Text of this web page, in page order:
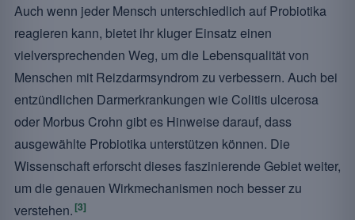
Auch wenn jeder Mensch unterschiedlich auf Probiotika
reagieren kann, bietet ihr kluger Einsatz einen
vielversprechenden Weg, um die Lebensqualität von
Menschen mit Reizdarmsyndrom zu verbessern. Auch bei
entzündlichen Darmerkrankungen wie Colitis ulcerosa
oder Morbus Crohn gibt es Hinweise darauf, dass
ausgewählte Probiotika unterstützen können. Die
Wissenschaft erforscht dieses faszinierende Gebiet weiter,
um die genauen Wirkmechanismen noch besser zu
verstehen. [3]